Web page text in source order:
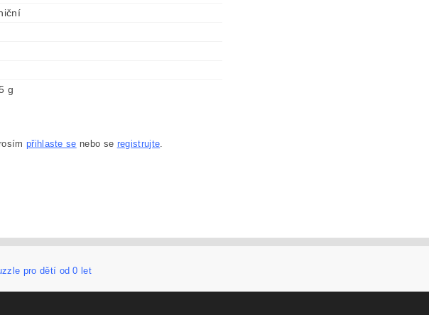
g
přihlaste se nebo se registrujte.
pro dětí od 0 let